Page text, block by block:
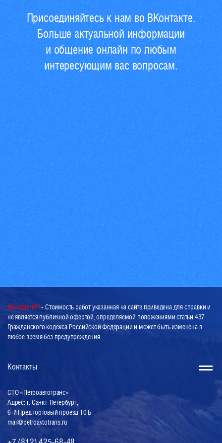
Присоединяйтесь к нам во ВКонтакте.
Больше актуальной информации
и общение онлайн по любым
интересующим вас вопросам.
Внимание!!!- Стоимость работ указанная на сайте приведена для справки и
не является публичной офертой, определяемой положениями статьи 437
Гражданского кодекса Российской Федерации и может быть изменена в
любое время без предупреждения.
Контакты
СТО «Петроавтотранс»
Адрес: г. Санкт-Петербург,
6-й Предпортовый проезд 10 Б
mail@petroavtotrans.ru